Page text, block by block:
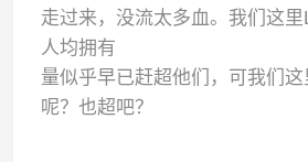
走过来，没流太多血。我们这
人均拥有
量似乎早已赶超他们，可我们
呢？也超吧？